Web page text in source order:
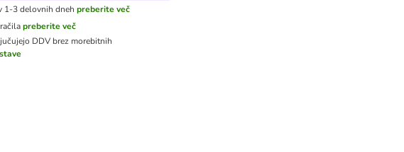
1-3 delovnih dneh preberite več
preberite več
DDVbrez morebitnih